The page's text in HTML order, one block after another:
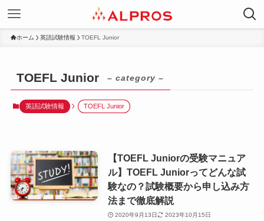
ホーム 英語試験情報 TOEFL Junior
TOEFL Junior – category –
英語試験情報 TOEFL Junior
【TOEFL Juniorの受験マニュア
ル】TOEFL Juniorってどんな試
験なの？試験概要から申し込み方
法まで徹底解説
2020年9月13日 2023年10月15日